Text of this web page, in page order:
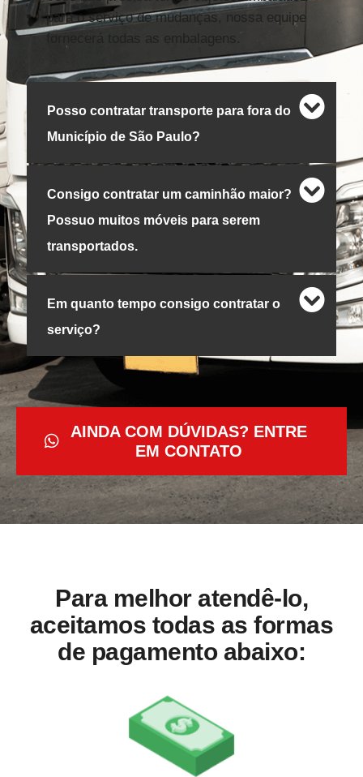
para o serviço de mudanças, nossa equipe
fornecerá todas as embalagens.
Posso contratar transporte para fora do
Município de São Paulo?
Consigo contratar um caminhão maior?
Possuo muitos móveis para serem
transportados.
Em quanto tempo consigo contratar o
serviço?
AINDA COM DÚVIDAS? ENTRE
EM CONTATO
Para melhor atendê-lo,
aceitamos todas as formas
de pagamento abaixo: